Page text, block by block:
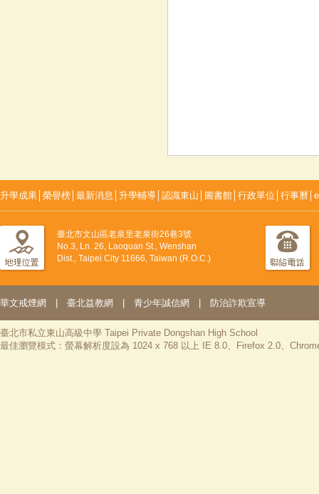
升學成果 榮譽榜 最新消息 升學輔導 認識東山 圖書館 行政單位 行事曆
臺北市文山區老泉里老泉街26巷3號
No.3, Ln. 26, Laoquan St., Wenshan
Dist., Taipei City 11666, Taiwan (R.O.C.)
華文戒煙網 臺北益教網 青少年誠信網 防治詐欺宣導
臺北市私立東山高級中學 Taipei Private Dongshan High School
最佳瀏覽模式：螢幕解析度設為 1024 x 768 以上 IE 8.0、Firefox 2.0、